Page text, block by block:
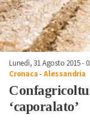
Lunedì, 31 Agosto 2015 -
Cronaca-Alessandria
‘caporalato’